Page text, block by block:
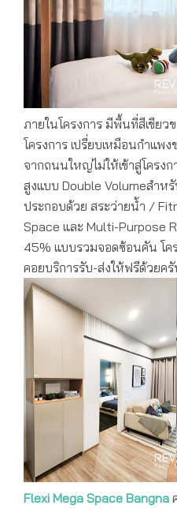
ภายในโครงการ มีพื้นที่สีเขีย
โครงการ เปรี่ยบเหมือนกำแ
จากถนนใหญ่ไม่ให้เข้าสู่โครง
สูงแบบ Double Volumeสำ
ประกอบด้วย สระว่ายน้ำ /
Space และ Multi-Purpose
45% แบบรวมจอดซ้อนคัน โค
คอยบริการรับ-ส่งให้ฟรีด้วยครั
Flexi Mega Space Bangna